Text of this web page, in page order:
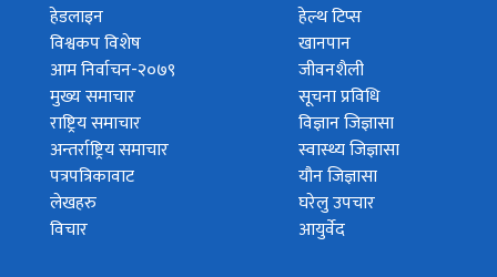
हेडलाइन
विश्वकप विशेष
आम निर्वाचन-२०७९
मुख्य समाचार
राष्ट्रिय समाचार
अन्तर्राष्ट्रिय समाचार
पत्रपत्रिकावाट
लेखहरु
विचार
हेल्थ टिप्स
खानपान
जीवनशैली
सूचना प्रविधि
विज्ञान जिज्ञासा
स्वास्थ्य जिज्ञासा
यौन जिज्ञासा
घरेलु उपचार
आयुर्वेद